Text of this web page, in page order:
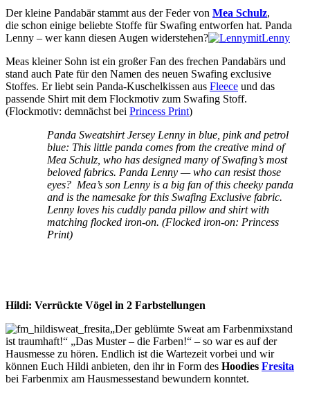
Der kleine Pandabär stammt aus der Feder von Mea Schulz,
die schon einige beliebte Stoffe für Swafing entworfen hat. Panda
Lenny – wer kann diesen Augen widerstehen?
Meas kleiner Sohn ist ein großer Fan des frechen Pandabärs und
stand auch Pate für den Namen des neuen Swafing exclusive
Stoffes. Er liebt sein Panda-Kuschelkissen aus Fleece und das
passende Shirt mit dem Flockmotiv zum Swafing Stoff.
(Flockmotiv: demnächst bei Princess Print)
Panda Sweatshirt Jersey Lenny in blue, pink and petrol
blue: This little panda comes from the creative mind of
Mea Schulz, who has designed many of Swafing’s most
beloved fabrics. Panda Lenny — who can resist those
eyes? Mea’s son Lenny is a big fan of this cheeky panda
and is the namesake for this Swafing Exclusive fabric.
Lenny loves his cuddly panda pillow and shirt with
matching flocked iron-on. (Flocked iron-on: Princess
Print)
Hildi: Verrückte Vögel in 2 Farbstellungen
„Der geblümte Sweat am Farbenmixstand
ist traumhaft!“ „Das Muster – die Farben!“ – so war es auf der
Hausmesse zu hören. Endlich ist die Wartezeit vorbei und wir
können Euch Hildi anbieten, den ihr in Form des Hoodies Fresita
bei Farbenmix am Hausmessestand bewundern konntet.